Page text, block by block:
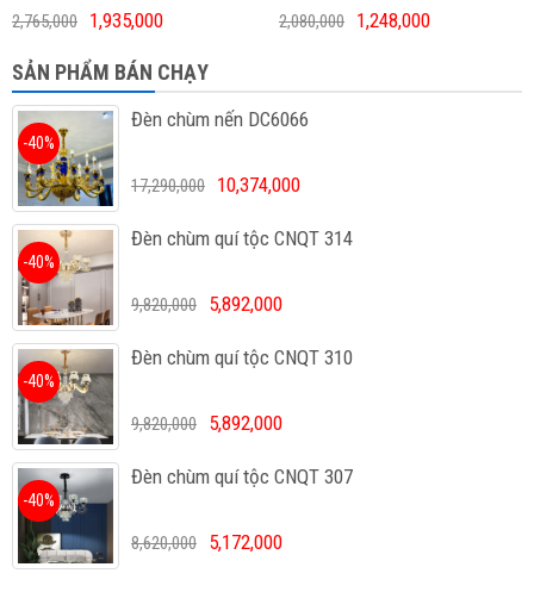
2,765,000 1,935,000 2,080,000 1,248,000
SẢN PHẨM BÁN CHẠY
Đèn chùm nến DC6066
-40%
17,290,000 10,374,000
Đèn chùm quí tộc CNQT 314
-40%
9,820,000 5,892,000
Đèn chùm quí tộc CNQT 310
-40%
9,820,000 5,892,000
Đèn chùm quí tộc CNQT 307
-40%
8,620,000 5,172,000